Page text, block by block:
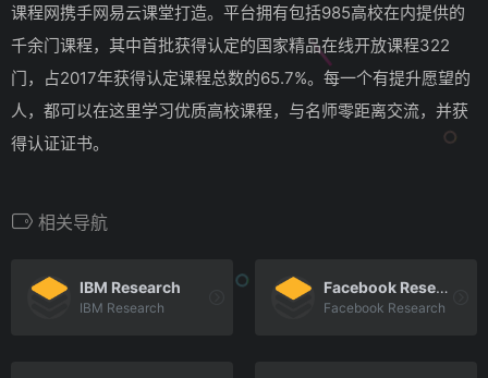
课程网携手网易云课堂打造。平台拥有包括985高校在内提供的
千余门课程，其中首批获得认定的国家精品在线开放课程322
门，占2017年获得认定课程总数的65.7%。每一个有提升愿望的
人，都可以在这里学习优质高校课程，与名师零距离交流，并获
得认证证书。
相关导航
IBM Research
IBM Research
Facebook Research
Facebook Research